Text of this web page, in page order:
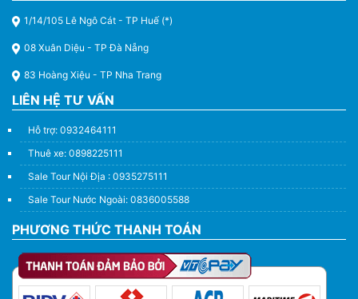
1/14/105 Lê Ngô Cát - TP Huế (*)
08 Xuân Diệu - TP Đà Nẵng
83 Hoàng Xiệu - TP Nha Trang
LIÊN HỆ TƯ VẤN
Hỗ trợ: 0932464111
Thuê xe: 0898225111
Sale Tour Nội Địa : 0935275111
Sale Tour Nước Ngoài: 0836005588
PHƯƠNG THỨC THANH TOÁN